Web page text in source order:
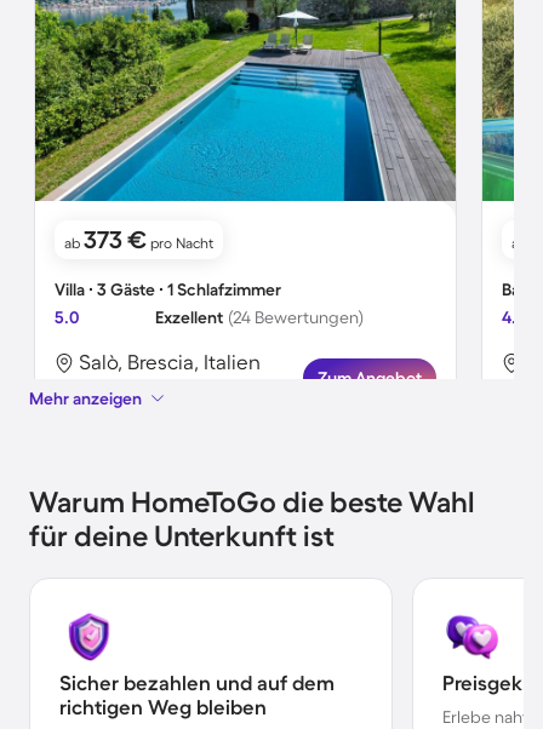
ab 373 € pro Nacht
Villa ∙ 3 Gäste ∙ 1 Schlafzimmer
5.0
Exzellent (24 Bewertungen)
Salò, Brescia, Italien
Zum Angebot
kann
ab
4.8
Mehr anzeigen
Warum HomeToGo die beste Wahl
für deine Unterkunft ist
Sicher bezahlen und auf dem
richtigen Weg bleiben
Erlebe